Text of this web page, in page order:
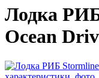
Лодка
Ocean